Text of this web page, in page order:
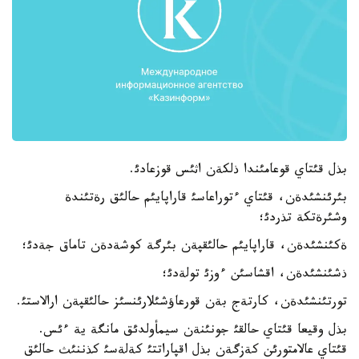
بذل قئتاي قوعامئندا ذلكةن اثئس قوزعادئ.
بئرئنشئدةن، قئتاي ءتوراعاسئ قاراپايئم حالئق رةتئندة
وشئرةتكة تذردئ؛
ةكئنشئدةن، قاراپايئم حالئقپةن بئرگة كوشةدةن تاماق جةدئ؛
ذشئنشئدةن، اقشاسئن ءوزئ تولةدئ؛
تورتئنشئدةن، كارتةج بةن قورعاؤشئلارئنسئز حالئقپةن ارالاستئ.
بذل وقيعا قئتاي حالقئ جونئنةن سيمأولدئق مانگة ية ءئس.
قئتاي عالامتورئن كةزگةن بذل اقپاراتتئ كةلةسئ كذننئث حالئق